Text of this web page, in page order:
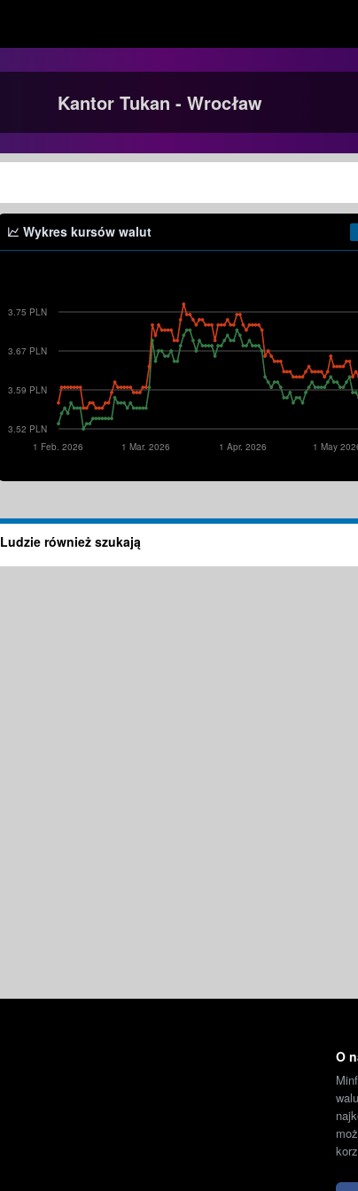
Kantor Tukan - Wrocław
Wykres kursów walut
3.52 PLN
3.59 PLN
3.67 PLN
3.75 PLN
1 May
1 Apr. 2026
1 Mar. 2026
1 Feb. 2026
Ludzie również szukają
O